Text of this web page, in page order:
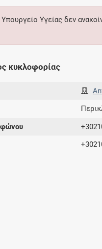
Υγείας δεν
κυκλοφορίας